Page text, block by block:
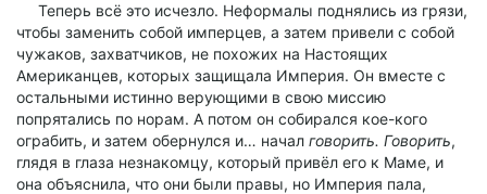
Теперь всё это исчезло. Неформалы поднялись из грязи,
чтобы заменить собой имперцев, а затем привели с собой
чужаков, захватчиков, не похожих на Настоящих
Американцев, которых защищала Империя. Он вместе с
остальными истинно верующими в свою миссию
попрятались по норам. А потом он собирался кое-кого
ограбить, и затем обернулся и… начал говорить. Говорить,
глядя в глаза незнакомцу, который привёл его к Маме, и
она объяснила, что они были правы, но Империя пала,